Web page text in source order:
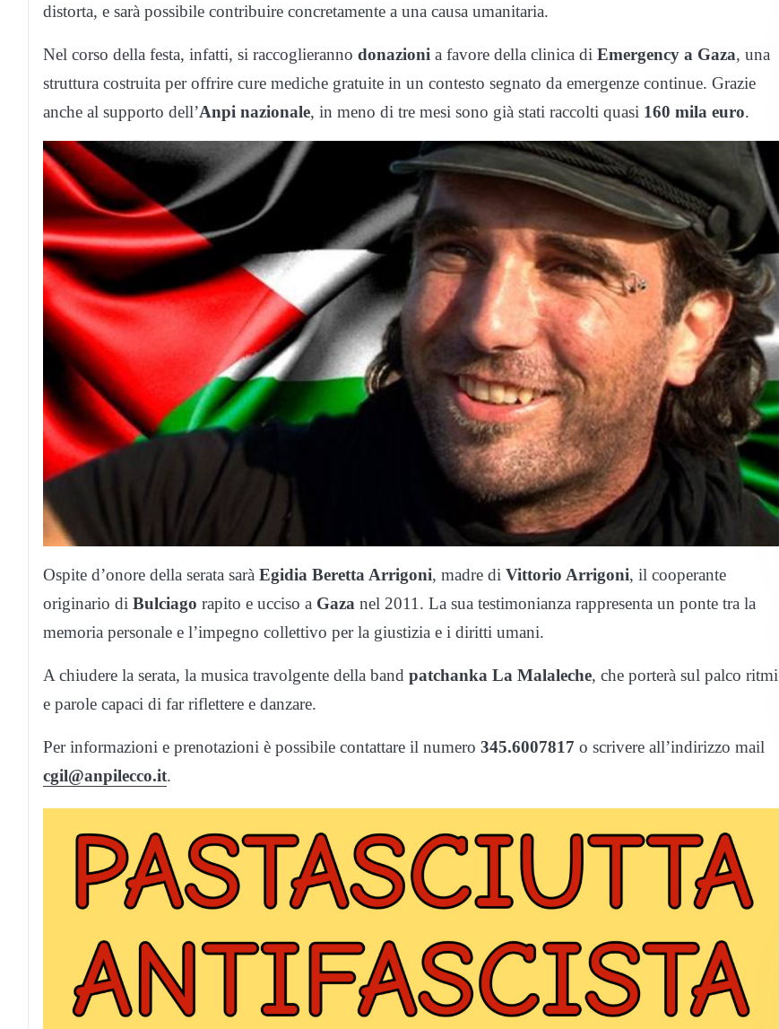
distorta, e sarà possibile contribuire concretamente a una causa umanitaria.
Nel corso della festa, infatti, si raccoglieranno donazioni a favore della clinica di Emergency a Gaza, una
struttura costruita per offrire cure mediche gratuite in un contesto segnato da emergenze continue. Grazie
anche al supporto dell’Anpi nazionale, in meno di tre mesi sono già stati raccolti quasi 160 mila euro.
Ospite d’onore della serata sarà Egidia Beretta Arrigoni, madre di Vittorio Arrigoni, il cooperante
originario di Bulciago rapito e ucciso a Gaza nel 2011. La sua testimonianza rappresenta un ponte tra la
memoria personale e l’impegno collettivo per la giustizia e i diritti umani.
A chiudere la serata, la musica travolgente della band patchanka La Malaleche, che porterà sul palco ritmi
e parole capaci di far riflettere e danzare.
Per informazioni e prenotazioni è possibile contattare il numero 345.6007817 o scrivere all’indirizzo mail
cgil@anpilecco.it.